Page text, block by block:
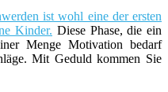
ist wohl eine der ersten
Kinder. Diese Phase, die ein
Menge Motivation bedarf
Mit Geduld kommen Sie